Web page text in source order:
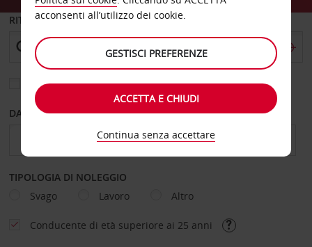
RITIRO DA
Scegli una località di riconsegna diversa
DAL GIORNO AL GIORNO
TIPOLOGIA DI NOLEGGIO
Svago
Lavoro Altro
Conducente di età superiore ai 25 anni
acconsenti all’utilizzo dei cookie.
GESTISCI PREFERENZE
ACCETTA E CHIUDI
Continua senza accettare